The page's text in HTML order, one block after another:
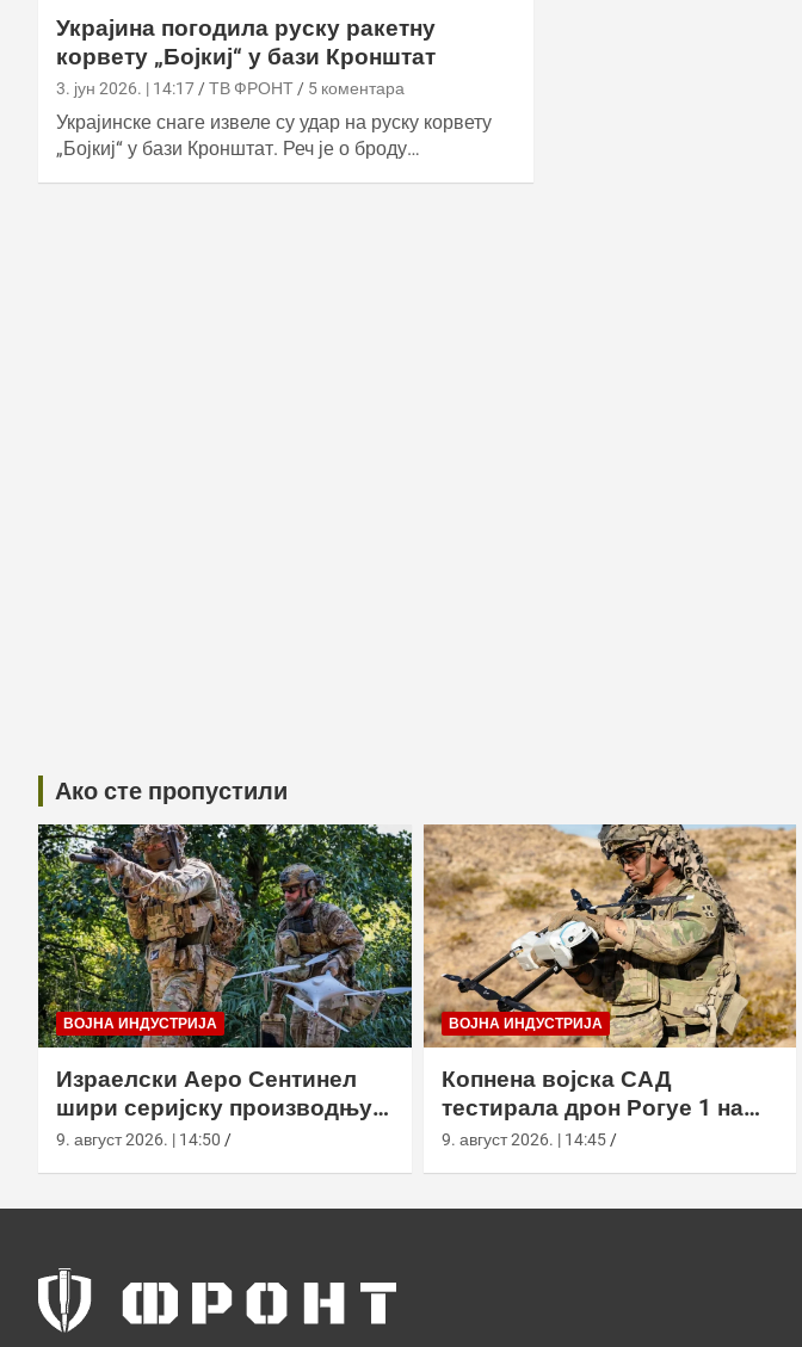
Украјина погодила руску ракетну
корвету „Бојкиј“ у бази Кронштат
3. јун 2026. | 14:17 ТВ ФРОНТ 5 коментара
Украјинске снаге извеле су удар на руску корвету
„Бојкиј“ у бази Кронштат. Реч је о броду…
Ако сте пропустили
ВОЈНА ИНДУСТРИЈА
Израелски Аеро Сентинел
шири серијску производњу
тактичких дронова и улази
9. август 2026. | 14:50
ВОЈНА ИНДУСТРИЈА
Копнена војска САД
тестирала дрон Рогуе 1 на
великој вежби у
9. август 2026. | 14:45